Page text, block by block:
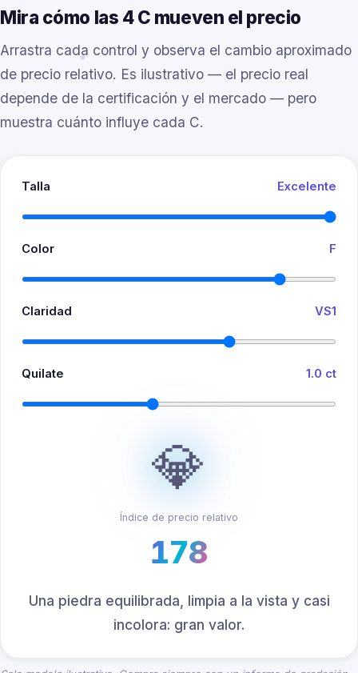
Mira cómo las 4 C mueven el precio
Arrastra cada control y observa el cambio aproximado
de precio relativo. Es ilustrativo — el precio real
depende de la certificación y el mercado — pero
muestra cuánto influye cada C.
Talla Excelente
Color F
Claridad VS1
Quilate 1.0 ct
💎
Índice de precio relativo
178
Una piedra equilibrada, limpia a la vista y casi
incolora: gran valor.